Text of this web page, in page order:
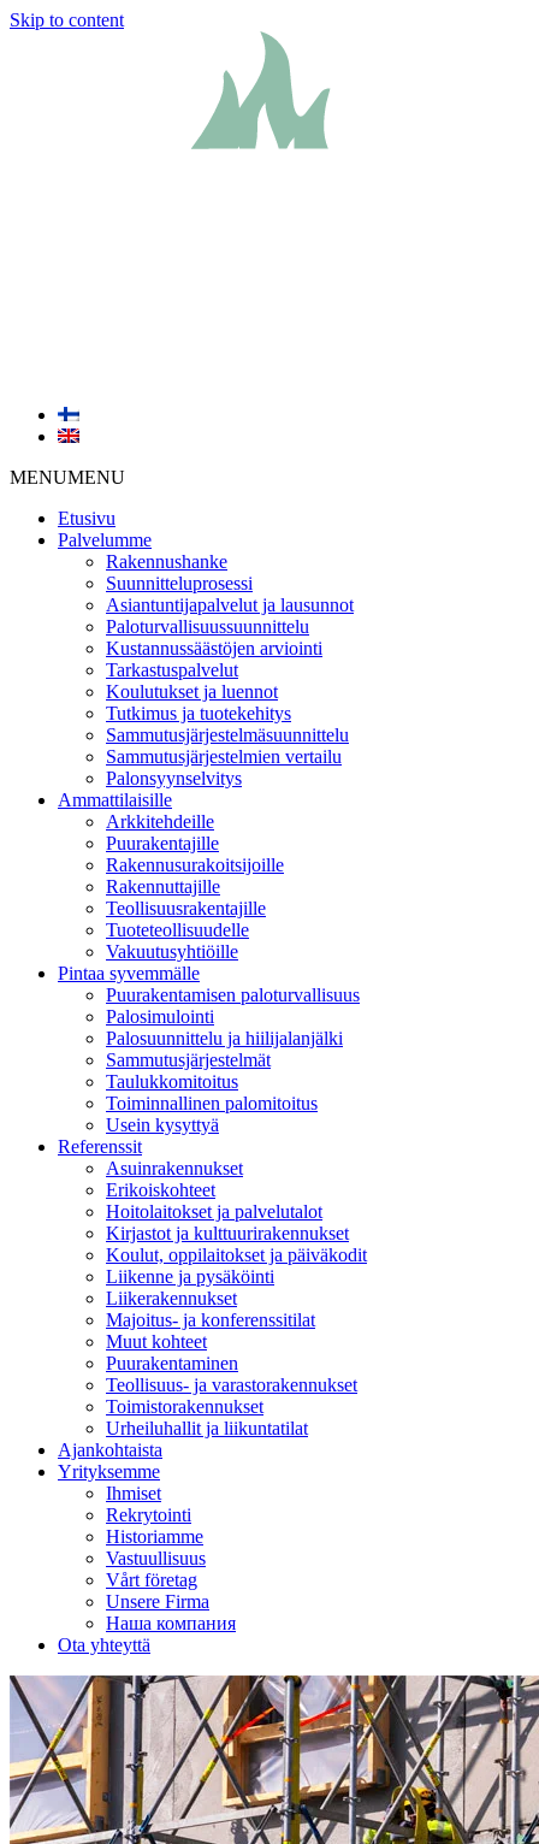
Skip to content
MENUMENU
Etusivu
Palvelumme
Rakennushanke
Suunnitteluprosessi
Asiantuntijapalvelut ja lausunnot
Paloturvallisuussuunnittelu
Kustannussäästöjen arviointi
Tarkastuspalvelut
Koulutukset ja luennot
Tutkimus ja tuotekehitys
Sammutusjärjestelmäsuunnittelu
Sammutusjärjestelmien vertailu
Palonsyynselvitys
Ammattilaisille
Arkkitehdeille
Puurakentajille
Rakennusurakoitsijoille
Rakennuttajille
Teollisuusrakentajille
Tuoteteollisuudelle
Vakuutusyhtiöille
Pintaa syvemmälle
Puurakentamisen paloturvallisuus
Palosimulointi
Palosuunnittelu ja hiilijalanjälki
Sammutusjärjestelmät
Taulukkomitoitus
Toiminnallinen palomitoitus
Usein kysyttyä
Referenssit
Asuinrakennukset
Erikoiskohteet
Hoitolaitokset ja palvelutalot
Kirjastot ja kulttuurirakennukset
Koulut, oppilaitokset ja päiväkodit
Liikenne ja pysäköinti
Liikerakennukset
Majoitus- ja konferenssitilat
Muut kohteet
Puurakentaminen
Teollisuus- ja varastorakennukset
Toimistorakennukset
Urheiluhallit ja liikuntatilat
Ajankohtaista
Yrityksemme
Ihmiset
Rekrytointi
Historiamme
Vastuullisuus
Vårt företag
Unsere Firma
Наша компания
Ota yhteyttä